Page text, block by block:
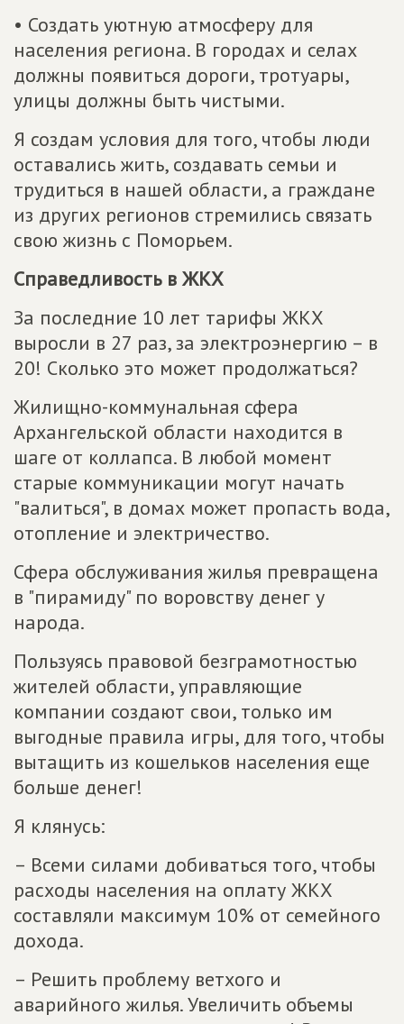
• Создать уютную атмосферу для
населения региона. В городах и селах
должны появиться дороги, тротуары,
улицы должны быть чистыми.
Я создам условия для того, чтобы люди
оставались жить, создавать семьи и
трудиться в нашей области, а граждане
из других регионов стремились связать
свою жизнь с Поморьем.
Справедливость в ЖКХ
За последние 10 лет тарифы ЖКХ
выросли в 27 раз, за электроэнергию – в
20! Сколько это может продолжаться?
Жилищно-коммунальная сфера
Архангельской области находится в
шаге от коллапса. В любой момент
старые коммуникации могут начать
"валиться", в домах может пропасть вода,
отопление и электричество.
Сфера обслуживания жилья превращена
в "пирамиду" по воровству денег у
народа.
Пользуясь правовой безграмотностью
жителей области, управляющие
компании создают свои, только им
выгодные правила игры, для того, чтобы
вытащить из кошельков населения еще
больше денег!
Я клянусь:
– Всеми силами добиваться того, чтобы
расходы населения на оплату ЖКХ
составляли максимум 10% от семейного
дохода.
– Решить проблему ветхого и
аварийного жилья. Увеличить объемы